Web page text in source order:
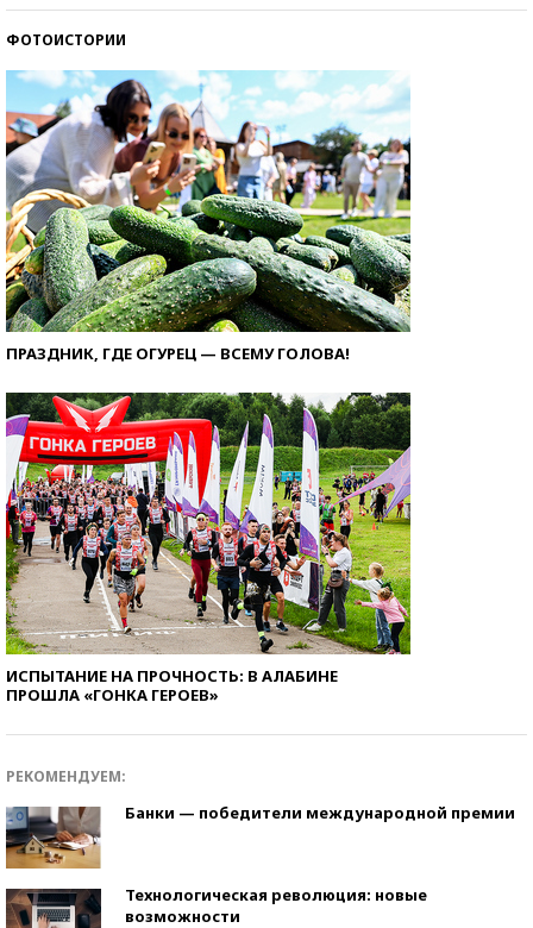
ФОТОИСТОРИИ
ПРАЗДНИК, ГДЕ ОГУРЕЦ — ВСЕМУ ГОЛОВА!
ИСПЫТАНИЕ НА ПРОЧНОСТЬ: В АЛАБИНЕ
ПРОШЛА «ГОНКА ГЕРОЕВ»
РЕКОМЕНДУЕМ:
Банки — победители международной премии
Технологическая революция: новые
возможности